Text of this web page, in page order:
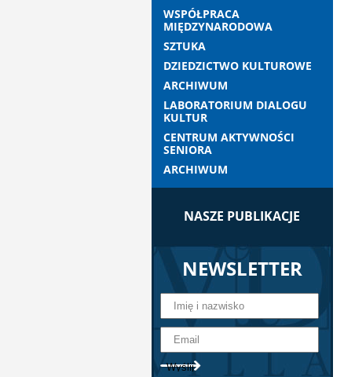
WSPÓŁPRACA
MIĘDZYNARODOWA
SZTUKA
DZIEDZICTWO KULTUROWE
ARCHIWUM
LABORATORIUM DIALOGU
KULTUR
CENTRUM AKTYWNOŚCI
SENIORA
ARCHIWUM
NASZE PUBLIKACJE
NEWSLETTER